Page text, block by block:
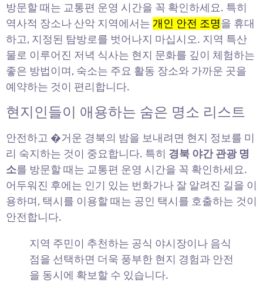
방문할 때는 교통편 운영 시간을 꼭 확인하세요. 특히
역사적 장소나 산악 지역에서는 개인 안전 조명을 휴대
하고, 지정된 탐방로를 벗어나지 마십시오. 지역 특산
물로 이루어진 저녁 식사는 현지 문화를 깊이 체험하는
좋은 방법이며, 숙소는 주요 활동 장소와 가까운 곳을
예약하는 것이 편리합니다.
현지인들이 애용하는 숨은 명소 리스트
안전하고 �거운 경북의 밤을 보내려면 현지 정보를 미
리 숙지하는 것이 중요합니다. 특히 경북 야간 관광 명
소를 방문할 때는 교통편 운영 시간을 꼭 확인하세요.
어두워진 후에는 인기 있는 번화가나 잘 알려진 길을 이
용하며, 택시를 이용할 때는 공인 택시를 호출하는 것이
안전합니다.
지역 주민이 추천하는 공식 야시장이나 음식
점을 선택하면 더욱 풍부한 현지 경험과 안전
을 동시에 확보할 수 있습니다.